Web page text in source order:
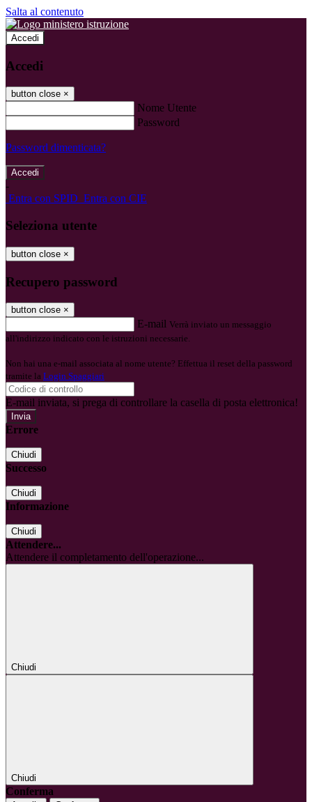
Salta al contenuto
Accedi
Accedi
button close ×
Nome Utente
Password
Password dimenticata?
-
Entra con SPID Entra con CIE
Seleziona utente
button close ×
Recupero password
button close ×
E-mail Verrà inviato un messaggio
all'indirizzo indicato con le istruzioni necessarie.
Non hai una e-mail associata al nome utente? Effettua il reset della password
tramite la Login Spaggiari
E-mail inviata, si prega di controllare la casella di posta elettronica!
Errore
Chiudi
Successo
Chiudi
Informazione
Chiudi
Attendere...
Attendere il completamento dell'operazione...
Chiudi
Chiudi
Conferma